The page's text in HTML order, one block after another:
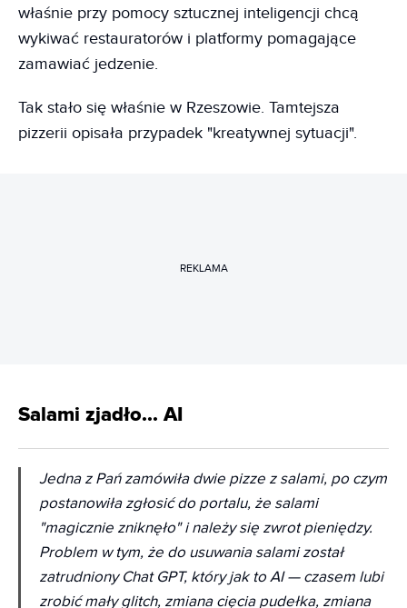
właśnie przy pomocy sztucznej inteligencji chcą
wykiwać restauratorów i platformy pomagające
zamawiać jedzenie.
Tak stało się właśnie w Rzeszowie. Tamtejsza
pizzerii opisała przypadek "kreatywnej sytuacji".
REKLAMA
Salami zjadło... AI
Jedna z Pań zamówiła dwie pizze z salami, po czym
postanowiła zgłosić do portalu, że salami
"magicznie zniknęło" i należy się zwrot pieniędzy.
Problem w tym, że do usuwania salami został
zatrudniony Chat GPT, który jak to AI — czasem lubi
zrobić mały glitch, zmiana cięcia pudełka, zmiana